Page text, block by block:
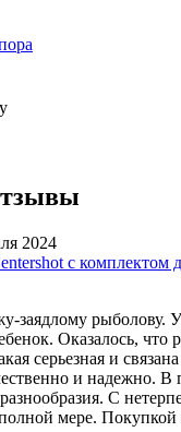
2024
с комплектом
заядлому рыболову.
Оказалось, что
серьезная и
и надежно. В
С
мере. Покупкой